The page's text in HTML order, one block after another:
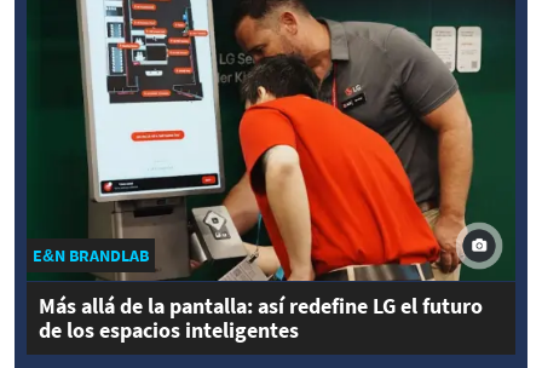
E&N BRANDLAB
Más allá de la pantalla: así redefine LG el futuro
de los espacios inteligentes